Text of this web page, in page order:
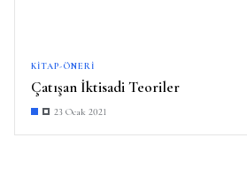
KITAP-ÖNERI
Çatışan İktisadi Teoriler
23 Ocak 2021